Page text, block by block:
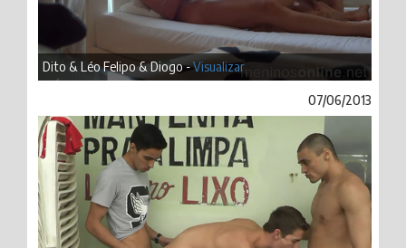
Dito & Léo Felipo & Diogo -Visualizar
07/06/2013